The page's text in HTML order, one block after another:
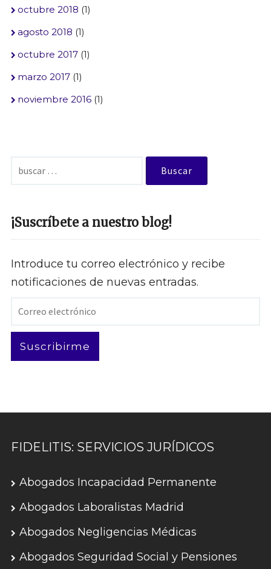
octubre 2018 (1)
agosto 2018 (1)
octubre 2017(1)
marzo 2017(1)
noviembre 2016(1)
¡Suscríbete a nuestro blog!
Introduce tu correo electrónico y recibe
notificaciones de nuevas entradas.
Correo
Suscribirme
FIDELITIS: SERVICIOS JURÍDICOS
Abogados Incapacidad Permanente
Abogados Laboralistas Madrid
Abogados Negligencias Médicas
Abogados Seguridad Social y Pensiones